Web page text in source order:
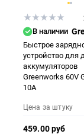
В наличии
Быстрое
устройство для
аккумуляторов
Greenworks 60V
10А
Цена за штуку
459.00 руб